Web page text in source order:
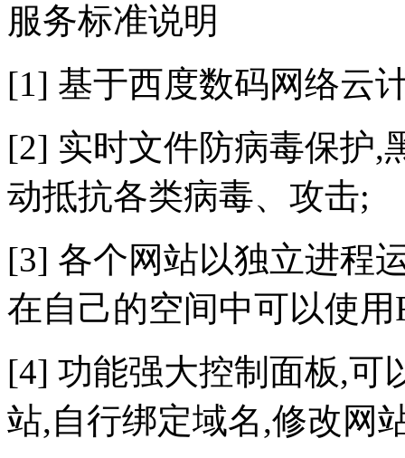
服务标准说明
[1] 基于西度数码网络云
[2] 实时文件防病毒保护,
动抵抗各类病毒、攻击;
[3] 各个网站以独立进程
在自己的空间中可以使
[4] 功能强大控制面板,可
站,自行绑定域名,修改网